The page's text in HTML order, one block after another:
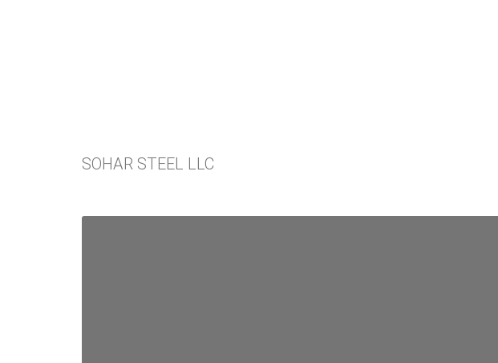
SOHAR STEEL LLC